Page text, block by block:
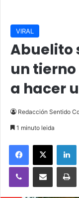
VIRAL
Abuelito
un tierno
a hacer
Redacción Sentido
1 minuto leida
Facebook
X
Viber Compartir vía email